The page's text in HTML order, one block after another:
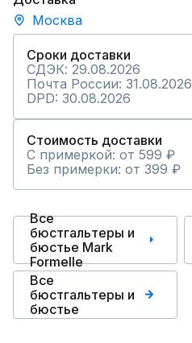
Москва
Сроки доставки
СДЭК: 29.08.2026
Почта России: 31.08.2026
DPD: 30.08.2026
Стоимость доставки
С примеркой: от 599 ₽
Без примерки: от 399 ₽
Все
бюстгальтеры и
бюстье Mark
Formelle
Все
бюстгальтеры и
бюстье